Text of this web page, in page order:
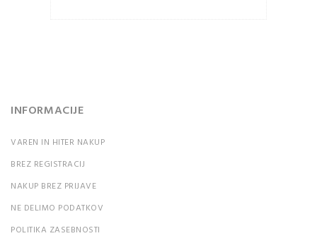
INFORMACIJE
VAREN IN HITER NAKUP
BREZ REGISTRACIJ
NAKUP BREZ PRIJAVE
NE DELIMO PODATKOV
POLITIKA ZASEBNOSTI